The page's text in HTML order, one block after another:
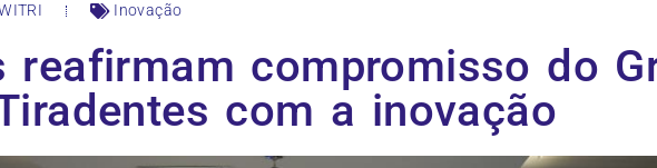
Inovação
reafirmam compromisso do
com a inovação